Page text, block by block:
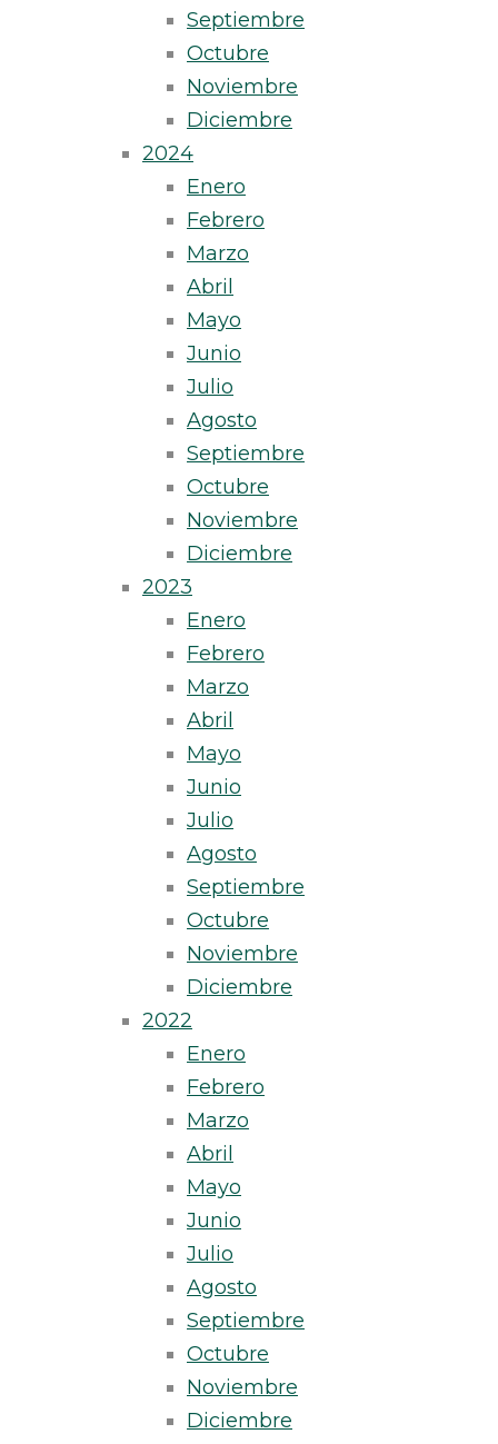
Septiembre
Octubre
Noviembre
Diciembre
2024
Enero
Febrero
Marzo
Abril
Mayo
Junio
Julio
Agosto
Septiembre
Octubre
Noviembre
Diciembre
2023
Enero
Febrero
Marzo
Abril
Mayo
Junio
Julio
Agosto
Septiembre
Octubre
Noviembre
Diciembre
2022
Enero
Febrero
Marzo
Abril
Mayo
Junio
Julio
Agosto
Septiembre
Octubre
Noviembre
Diciembre